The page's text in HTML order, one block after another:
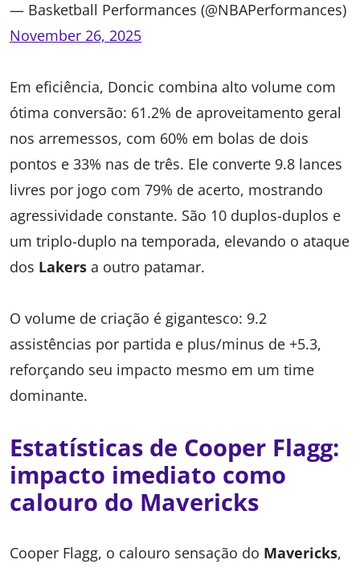
— Basketball Performances (@NBAPerformances)
November 26, 2025
Em eficiência, Doncic combina alto volume com
ótima conversão: 61.2% de aproveitamento geral
nos arremessos, com 60% em bolas de dois
pontos e 33% nas de três. Ele converte 9.8 lances
livres por jogo com 79% de acerto, mostrando
agressividade constante. São 10 duplos-duplos e
um triplo-duplo na temporada, elevando o ataque
dos Lakers a outro patamar.
O volume de criação é gigantesco: 9.2
assistências por partida e plus/minus de +5.3,
reforçando seu impacto mesmo em um time
dominante.
Estatísticas de Cooper Flagg:
impacto imediato como
calouro do Mavericks
Cooper Flagg, o calouro sensação do Mavericks,